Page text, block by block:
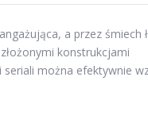
a przez śmiech
konstrukcjami
można efektywnie